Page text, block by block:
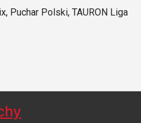
Puchar Polski, TAURON Liga